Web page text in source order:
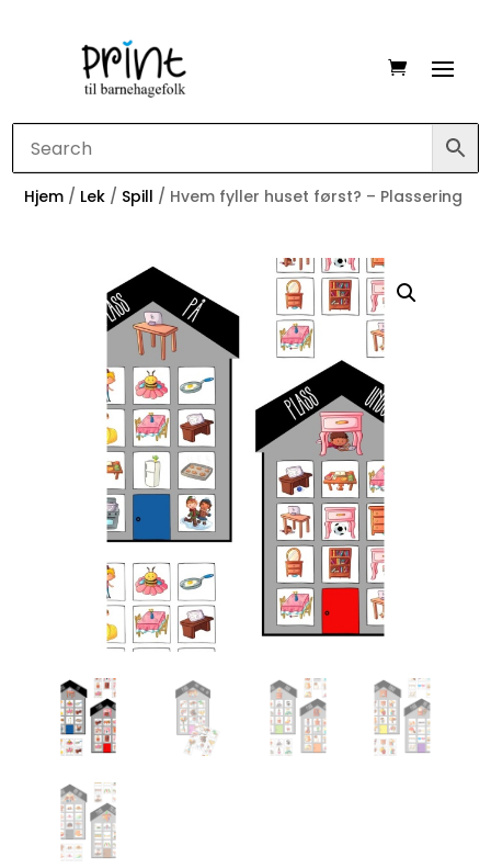
Hjem / Lek / Spill / Hvem fyller huset først? – Plassering